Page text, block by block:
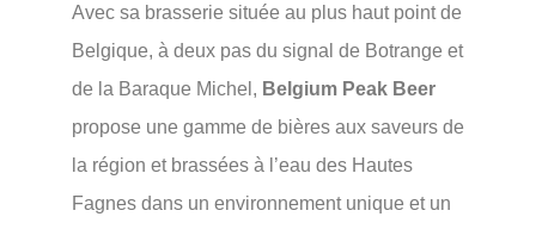
Avec sa brasserie située au plus haut point de
Belgique, à deux pas du signal de Botrange et
de la Baraque Michel, Belgium Peak Beer
propose une gamme de bières aux saveurs de
la région et brassées à l’eau des Hautes
Fagnes dans un environnement unique et un